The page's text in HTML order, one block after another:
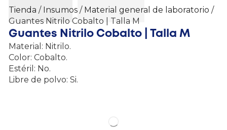
Tienda / Insumos / Material general de laboratorio /
Guantes Nitrilo Cobalto | Talla M
Guantes Nitrilo Cobalto | Talla M
Material: Nitrilo.
Color: Cobalto.
Estéril: No.
Libre de polvo: Si.